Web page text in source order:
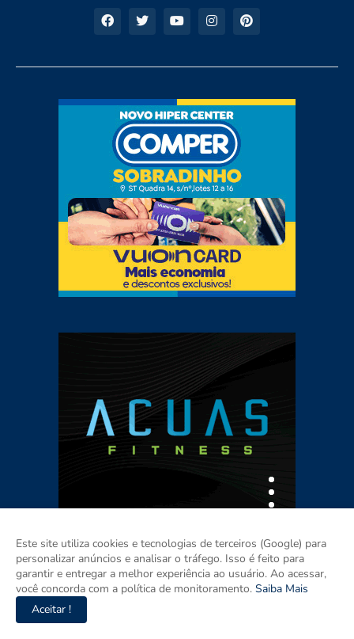
Este site utiliza cookies e tecnologias de terceiros (Google) para
personalizar anúncios e analisar o tráfego. Isso é feito para
garantir e entregar a melhor experiência ao usuário. Ao acessar,
você concorda com a política de monitoramento. Saiba Mais
Aceitar !